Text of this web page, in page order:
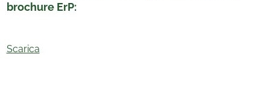
brochure ErP:
Scarica